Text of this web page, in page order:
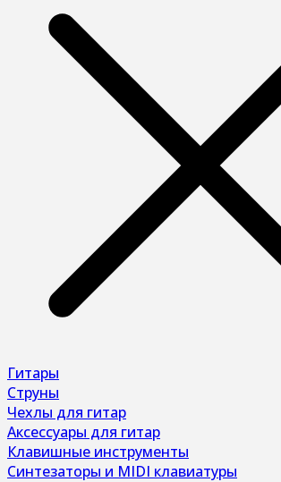
Гитары
Струны
Чехлы для гитар
Аксессуары для гитар
Клавишные инструменты
Синтезаторы и MIDI клавиатуры